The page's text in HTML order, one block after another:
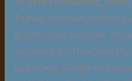
Taifuns zerstört worden
durch einen anderen Teil
Vergleich zu Tinagong
aus einem Gewirr von